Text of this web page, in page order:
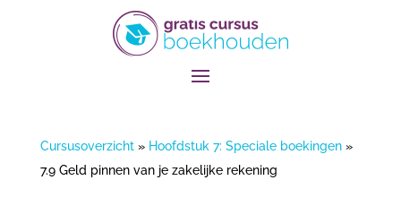
Cursusoverzicht» Hoofdstuk 7: Speciale boekingen»
7.9 Geld pinnen van je zakelijke rekening